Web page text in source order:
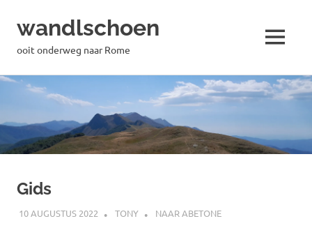
Naar
springen
wandlschoen
ooit onderweg naar Rome MENU
Gids
10 AUGUSTUS 2022 TONY NAAR ABETONE